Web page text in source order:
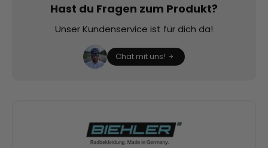
Hast du Fragen zum Produkt?
Unser Kundenservice ist für dich da!
Chat mit uns!